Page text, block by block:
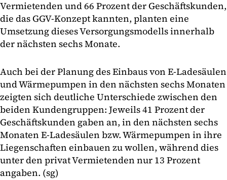
Vermietenden und 66 Prozent der Geschäftskunden,
die das GGV-Konzept kannten, planten eine
Umsetzung dieses Versorgungsmodells innerhalb
der nächsten sechs Monate.
Auch bei der Planung des Einbaus von E-Ladesäulen
und Wärmepumpen in den nächsten sechs Monaten
zeigten sich deutliche Unterschiede zwischen den
beiden Kundengruppen: Jeweils 41 Prozent der
Geschäftskunden gaben an, in den nächsten sechs
Monaten E-Ladesäulen bzw. Wärmepumpen in ihre
Liegenschaften einbauen zu wollen, während dies
unter den privat Vermietenden nur 13 Prozent
angaben. (sg)